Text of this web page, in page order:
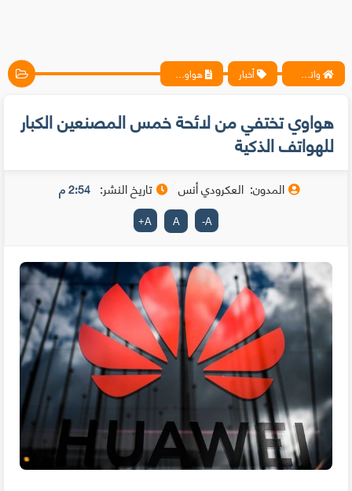
واتس آب ، فيسبوك ، أنترنت ، شروحات تقنية حصرية - المحترف أخبار هواوي تختفي من لائحة خمس المصنعين الكبار للهواتف الذكية
هواوي تختفي من لائحة خمس المصنعين الكبار
للهواتف الذكية
المدون: العكرودي أنس تاريخ النشر: 2:54 م
A
-
A
A
+